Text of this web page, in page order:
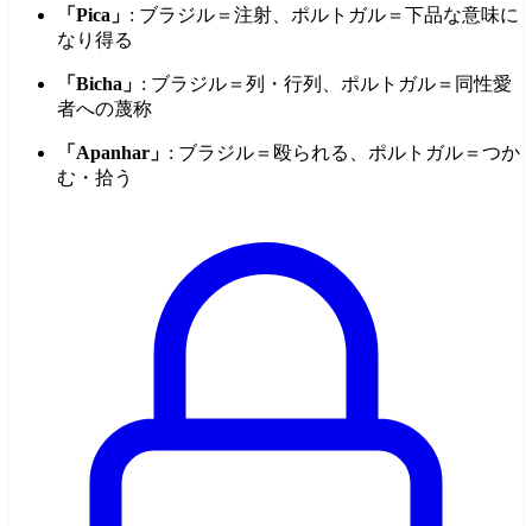
「Pica」 : ブラジル＝注射、ポルトガル＝下品な意味に
なり得る
「Bicha」 : ブラジル＝列・行列、ポルトガル＝同性愛
者への蔑称
「Apanhar」 : ブラジル＝殴られる、ポルトガル＝つか
む・拾う